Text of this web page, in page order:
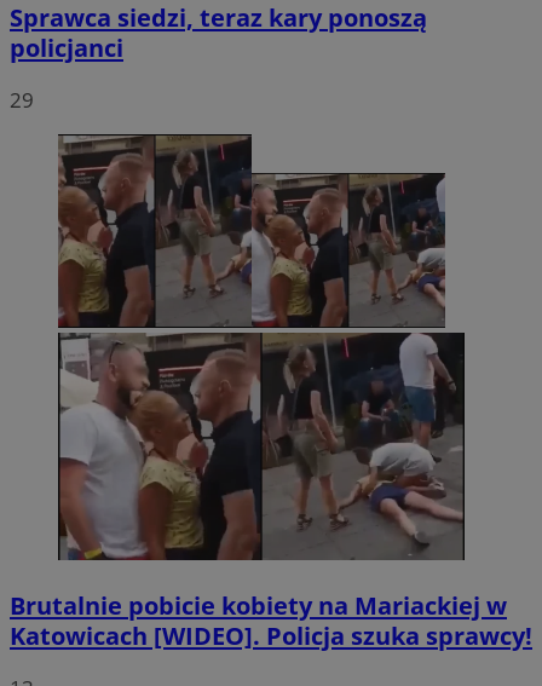
Sprawca siedzi, teraz kary ponoszą
policjanci
29
Brutalnie pobicie kobiety na Mariackiej w
Katowicach [WIDEO]. Policja szuka sprawcy!